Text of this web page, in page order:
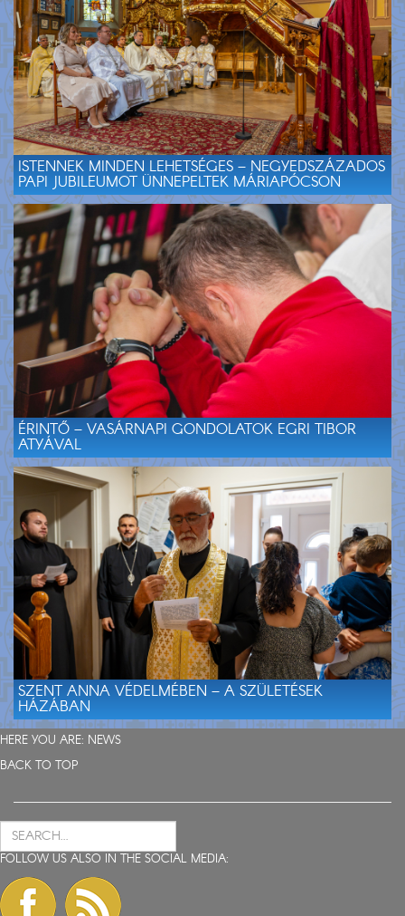
ISTENNEK MINDEN LEHETSÉGES – NEGYEDSZÁZADOS
PAPI JUBILEUMOT ÜNNEPELTEK MÁRIAPÓCSON
ÉRINTŐ – VASÁRNAPI GONDOLATOK EGRI TIBOR
ATYÁVAL
SZENT ANNA VÉDELMÉBEN – A SZÜLETÉSEK
HÁZÁBAN
HERE YOU ARE: NEWS
BACK TO TOP
FOLLOW US ALSO IN THE SOCIAL MEDIA: